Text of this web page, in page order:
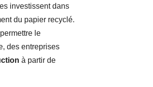
investissent dans
du papier recyclé.
le
des entreprises
à partir de